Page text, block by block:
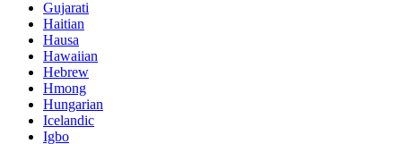
Gujarati
Haitian
Hausa
Hawaiian
Hebrew
Hmong
Hungarian
Icelandic
Igbo